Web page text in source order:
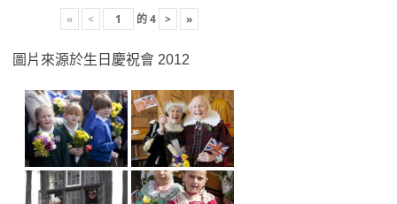
« < 的4 > »
圖片來源於生日慶祝會 2012